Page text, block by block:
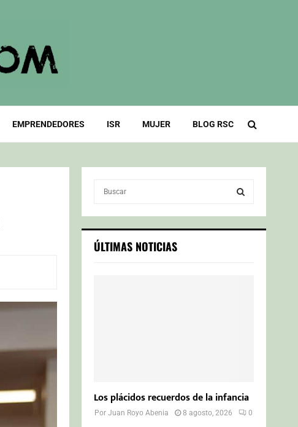
EMPRENDEDORES ISR MUJER BLOG RSC
c
h
S
ÚLTIMAS NOTICIAS
Los plácidos recuerdos de la infancia
PorJuan Royo Abenia 8 agosto, 2026 0